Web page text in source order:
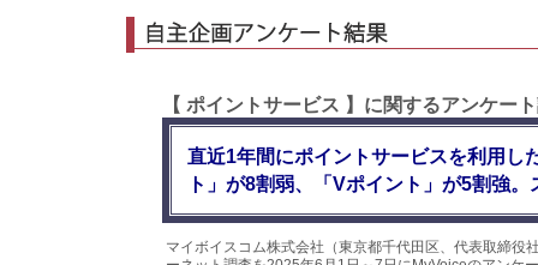
【 ポイントサービス 】に関するアンケー
直近1年間にポイントサービスを利用し
ト」が8割弱、「Vポイント」が5割強
マイボイスコム株式会社（東京都千代田区、代表取締